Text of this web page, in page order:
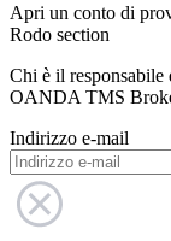
Apri un conto di
Rodo section
Chi è il responsabile
OANDA TMS
Indirizzo e-mail